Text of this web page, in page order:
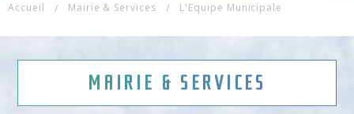
CARNOUX
SANTÉ & SOCIAL
VIE ÉCO & EMPLOI
Accueil Mairie & Services L'Equipe Municipale
MAIRIE & SERVICES